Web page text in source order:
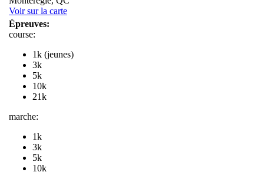
Voir sur la carte
Épreuves:
course:
1k (jeunes)
3k
5k
10k
21k
marche:
1k
3k
5k
10k